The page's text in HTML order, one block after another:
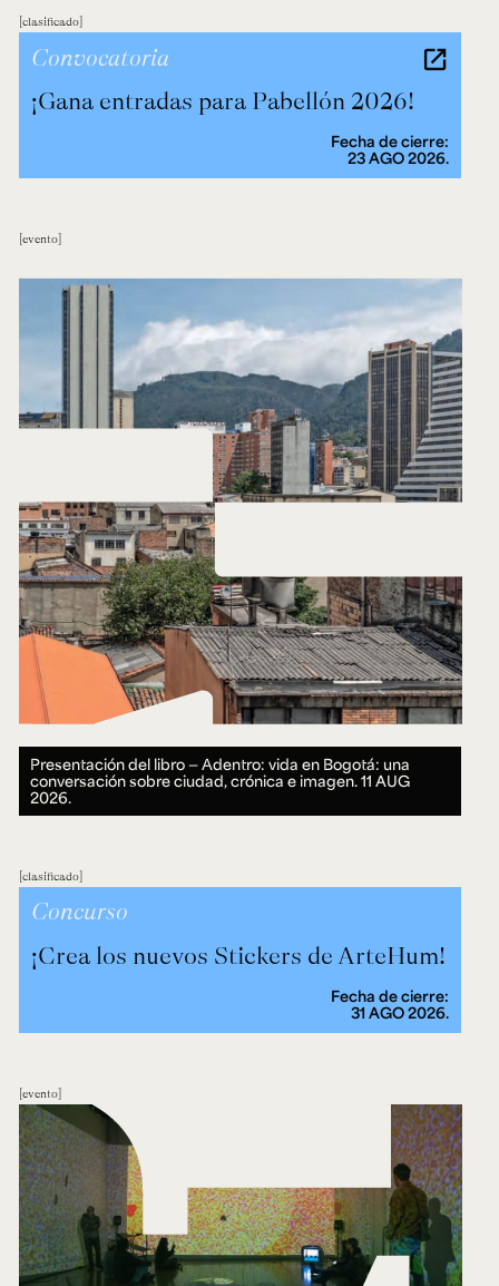
clasificado
¡Gana entradas para Pabellón 2026!
Convocatoria
Fecha de cierre:
23 AGO 2026.
evento
Presentación del libro — Adentro: vida en Bogotá: una
conversación sobre ciudad, crónica e imagen.11 AUG
2026.
clasificado
Concurso
¡Crea los nuevos Stickers de ArteHum!
Fecha de cierre:
31 AGO 2026.
evento